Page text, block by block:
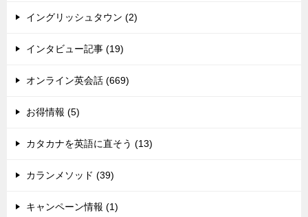
イングリッシュタウン (2)
インタビュー記事 (19)
オンライン英会話 (669)
お得情報 (5)
カタカナを英語に直そう (13)
カランメソッド (39)
キャンペーン情報 (1)